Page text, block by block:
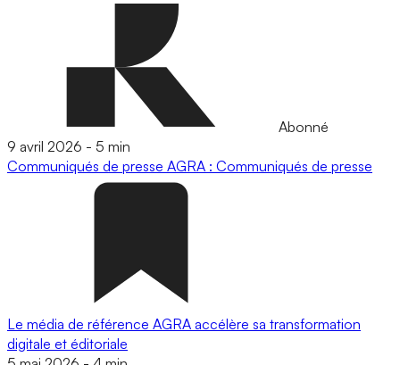
Abonné
9 avril 2026 - 5 min
Communiqués de presse AGRA : Communiqués de presse
Le média de référence AGRA accélère sa transformation
digitale et éditoriale